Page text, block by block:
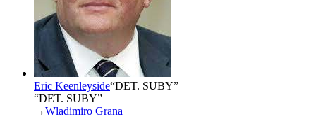
Eric Keenleyside“DET. SUBY”
“DET. SUBY”
→Wladimiro Grana